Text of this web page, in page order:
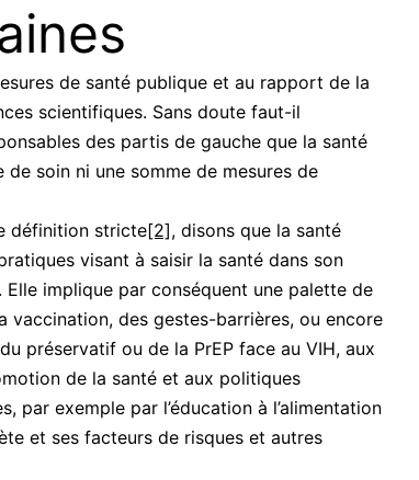
de santé publique et au rapport de la
scientifiques. Sans doute faut-il
des partis de gauche que la santé
de soin ni une somme de mesures de
définition stricte[2], disons que la santé
visant à saisir la santé dans son
implique par conséquent une palette de
vaccination, des gestes-barrières, ou encore
préservatif ou de la PrEP face au VIH, aux
de la santé et aux politiques
par exemple par l’éducation à l’alimentation
et ses facteurs de risques et autres